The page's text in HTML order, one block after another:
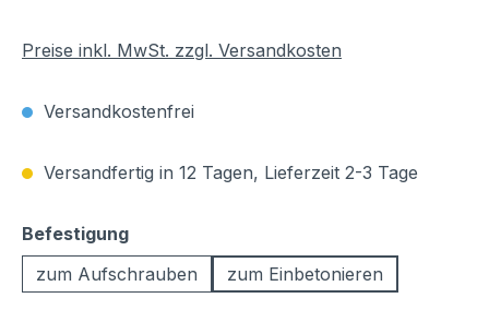
Preise inkl. MwSt. zzgl. Versandkosten
Versandkostenfrei
Versandfertig in 12 Tagen, Lieferzeit 2-3 Tage
Befestigungauswählen
zum Aufschrauben
zum Einbetonieren